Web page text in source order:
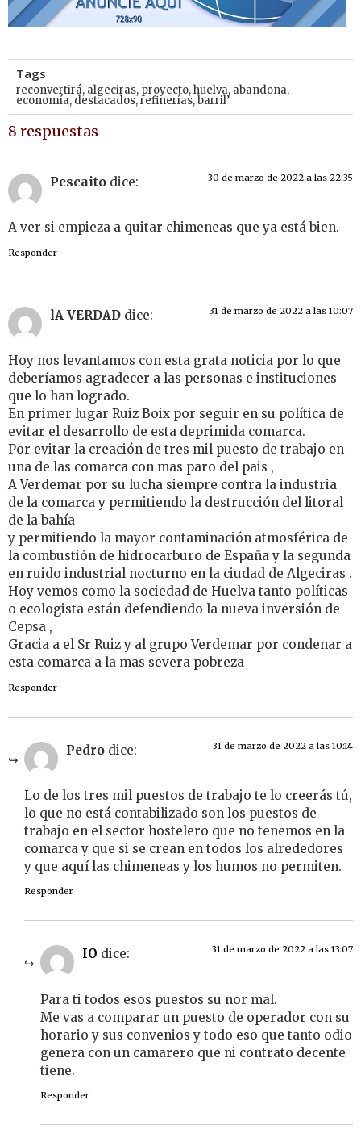
Tags
reconvertirá, algeciras, proyecto,huelva, abandona,
economía, destacados,refinerías,barril’
8 respuestas
Pescaito dice: 30 de marzo de 2022 a las 22:35
A ver si empieza a quitar chimeneas que ya está bien.
Responder
lA VERDAD dice: 31 de marzo de 2022 a las 10:07
Hoy nos levantamos con esta grata noticia por lo que
deberíamos agradecer a las personas e instituciones
que lo han logrado.
En primer lugar Ruiz Boix por seguir en su política de
evitar el desarrollo de esta deprimida comarca.
Por evitar la creación de tres mil puesto de trabajo en
una de las comarca con mas paro del pais ,
A Verdemar por su lucha siempre contra la industria
de la comarca y permitiendo la destrucción del litoral
de la bahía
y permitiendo la mayor contaminación atmosférica de
la combustión de hidrocarburo de España y la segunda
en ruido industrial nocturno en la ciudad de Algeciras .
Hoy vemos como la sociedad de Huelva tanto políticas
o ecologista están defendiendo la nueva inversión de
Cepsa ,
Gracia a el Sr Ruiz y al grupo Verdemar por condenar a
esta comarca a la mas severa pobreza
Responder
Pedro dice: 31 de marzo de 2022 a las 10:14
Lo de los tres mil puestos de trabajo te lo creerás tú,
lo que no está contabilizado son los puestos de
trabajo en el sector hostelero que no tenemos en la
comarca y que si se crean en todos los alrededores
y que aquí las chimeneas y los humos no permiten.
Responder
IO dice: 31 de marzo de 2022 a las 13:07
Para ti todos esos puestos su nor mal.
Me vas a comparar un puesto de operador con su
horario y sus convenios y todo eso que tanto odio
genera con un camarero que ni contrato decente
tiene.
Responder